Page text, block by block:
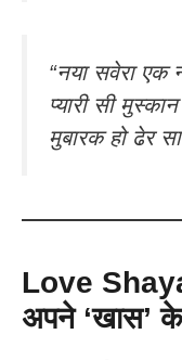
“नया सवेरा एक
प्यारी सी
मुबारक हो ढेर
Love
अपने ‘खास’